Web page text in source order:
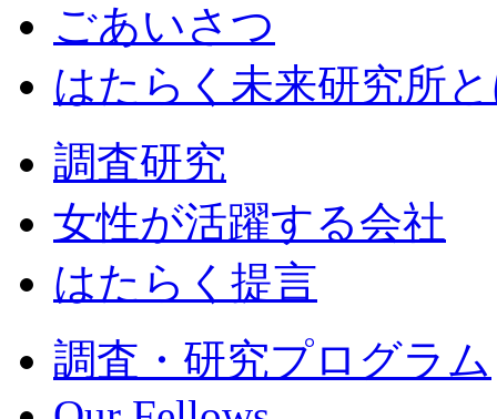
ごあいさつ
はたらく未来研究所
調査研究
女性が活躍する会社
はたらく提言
調査・研究プログラム